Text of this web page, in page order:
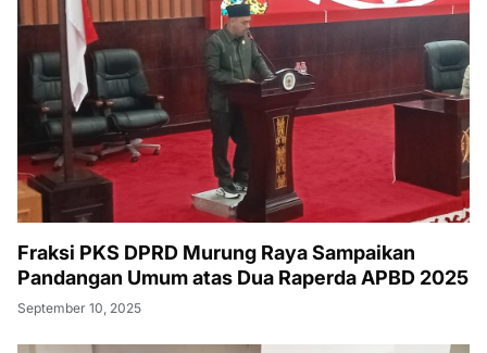
Fraksi PKS DPRD Murung Raya Sampaikan
Pandangan Umum atas Dua Raperda APBD 2025
September 10, 2025